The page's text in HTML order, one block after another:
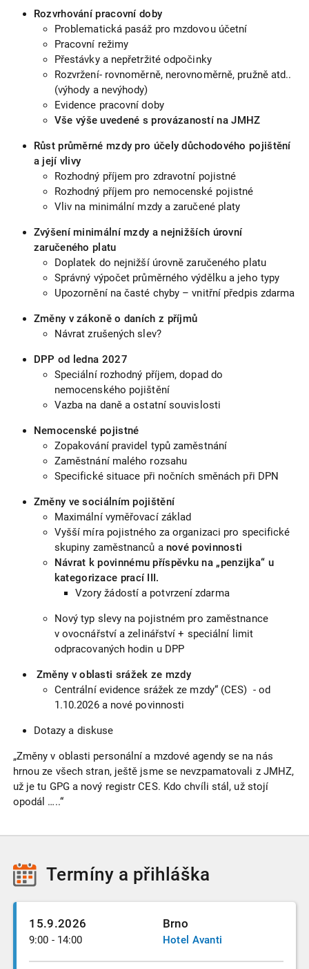
Rozvrhování pracovní doby
Problematická pasáž pro mzdovou účetní
Pracovní režimy
Přestávky a nepřetržité odpočinky
Rozvržení- rovnoměrně, nerovnoměrně, pružně atd..
(výhody a nevýhody)
Evidence pracovní doby
Vše výše uvedené s provázaností na JMHZ
Růst průměrné mzdy pro účely důchodového pojištění
a její vlivy
Rozhodný příjem pro zdravotní pojistné
Rozhodný příjem pro nemocenské pojistné
Vliv na minimální mzdy a zaručené platy
Zvýšení minimální mzdy a nejnižších úrovní
zaručeného platu
Doplatek do nejnižší úrovně zaručeného platu
Správný výpočet průměrného výdělku a jeho typy
Upozornění na časté chyby – vnitřní předpis zdarma
Změny v zákoně o daních z příjmů
Návrat zrušených slev?
DPP od ledna 2027
Speciální rozhodný příjem, dopad do
nemocenského pojištění
Vazba na daně a ostatní souvislosti
Nemocenské pojistné
Zopakování pravidel typů zaměstnání
Zaměstnání malého rozsahu
Specifické situace při nočních směnách při DPN
Změny ve sociálním pojištění
Maximální vyměřovací základ
Vyšší míra pojistného za organizaci pro specifické
skupiny zaměstnanců a nové povinnosti
Návrat k povinnému příspěvku na „penzijka“ u
kategorizace prací III.
Vzory žádostí a potvrzení zdarma
Nový typ slevy na pojistném pro zaměstnance
v ovocnářství a zelinářství + speciální limit
odpracovaných hodin u DPP
Změny v oblasti srážek ze mzdy
Centrální evidence srážek ze mzdy“ (CES) - od
1.10.2026 a nové povinnosti
Dotazy a diskuse
„Změny v oblasti personální a mzdové agendy se na nás
hrnou ze všech stran, ještě jsme se nevzpamatovali z JMHZ,
už je tu GPG a nový registr CES. Kdo chvíli stál, už stojí
opodál …..“
Termíny a přihláška
15.9.2026 Brno
Hotel Avanti
9:00 - 14:00